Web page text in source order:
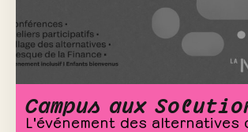
Campus aux
L'événement des alternatives